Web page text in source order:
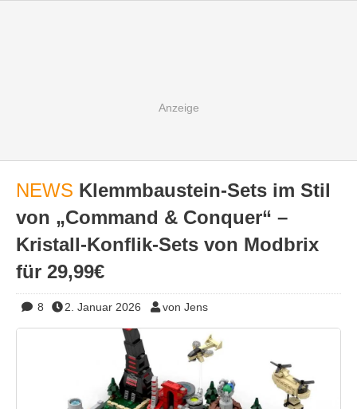
NEWS Klemmbaustein-Sets im Stil
von „Command & Conquer“ –
Kristall-Konflik-Sets von Modbrix
für 29,99€
8 2. Januar 2026 von Jens